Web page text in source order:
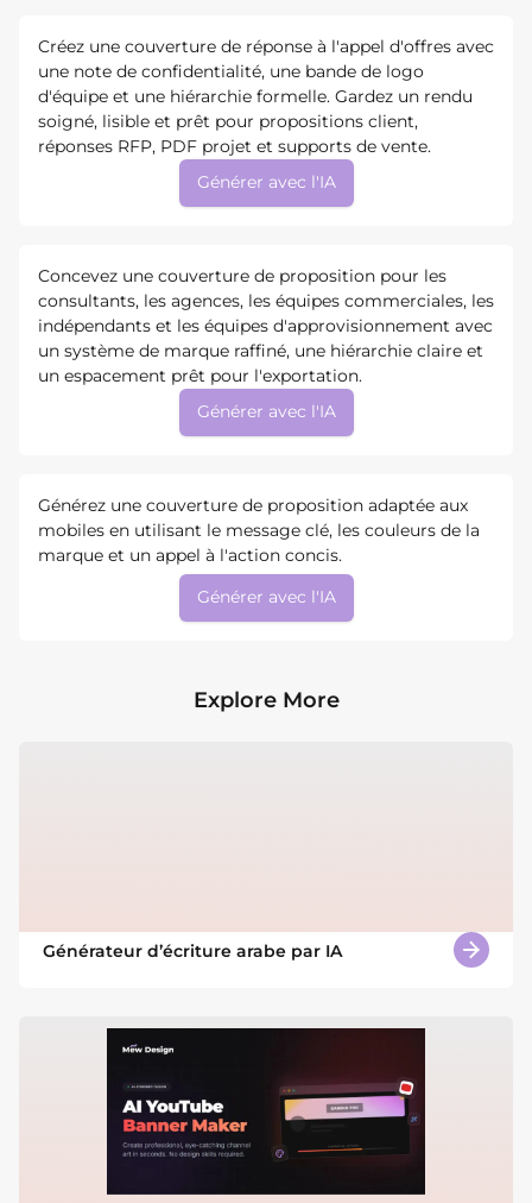
Créez une couverture de réponse à l'appel d'offres avec
une note de confidentialité, une bande de logo
d'équipe et une hiérarchie formelle. Gardez un rendu
soigné, lisible et prêt pour propositions client,
réponses RFP, PDF projet et supports de vente.
Générer avec l'IA
Concevez une couverture de proposition pour les
consultants, les agences, les équipes commerciales, les
indépendants et les équipes d'approvisionnement avec
un système de marque raffiné, une hiérarchie claire et
un espacement prêt pour l'exportation.
Générer avec l'IA
Générez une couverture de proposition adaptée aux
mobiles en utilisant le message clé, les couleurs de la
marque et un appel à l'action concis.
Générer avec l'IA
Explore More
Générateur d’écriture arabe par IA